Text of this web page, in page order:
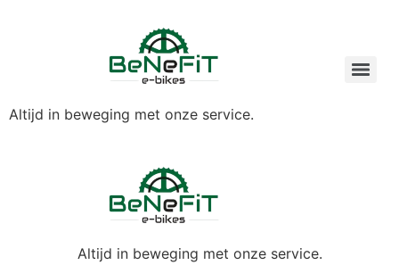
Altijd in beweging met onze service.
Altijd in beweging met onze service.